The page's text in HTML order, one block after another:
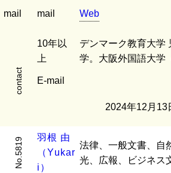
mail mail Web
10年以
上
デンマーク教育大学
学。大阪外国語大学
contact E-mail
2024年12月13
No.5819 羽 根 由
（Yu kar
i ）
法律、一般文書、自
光、広報、ビジネス